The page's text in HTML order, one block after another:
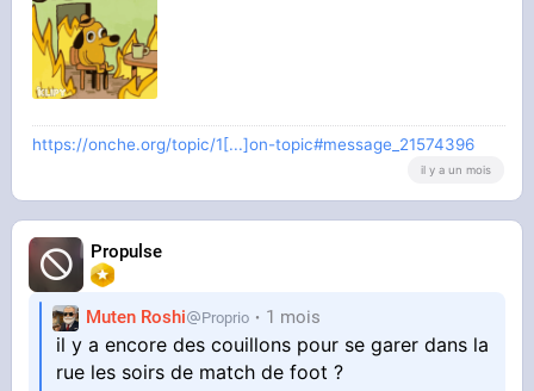
https://onche.org/topic/1[...]on-topic#message_21574396
il y a un mois
Propulse
Muten Roshi Proprio 1 mois
il y a encore des couillons pour se garer dans la
rue les soirs de match de foot ?